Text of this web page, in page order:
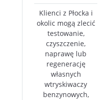
Klienci z Płocka i
okolic mogą zlecić
testowanie,
czyszczenie,
naprawę lub
regenerację
własnych
wtryskiwaczy
benzynowych,